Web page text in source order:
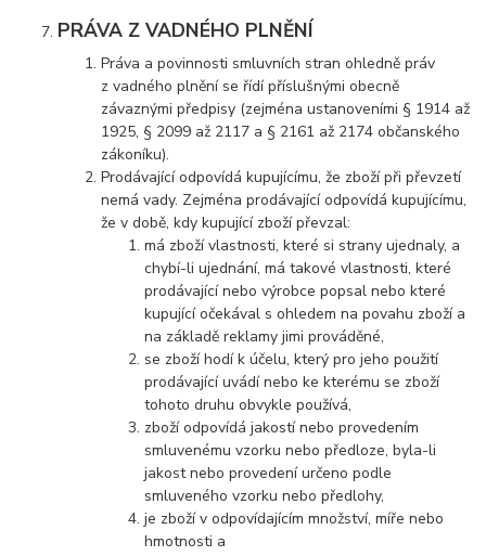
PRÁVA Z VADNÉHO PLNĚNÍ
Práva a povinnosti smluvních stran ohledně práv
z vadného plnění se řídí příslušnými obecně
závaznými předpisy (zejména ustanoveními § 1914 až
1925, § 2099 až 2117 a § 2161 až 2174 občanského
zákoníku).
Prodávající odpovídá kupujícímu, že zboží při převzetí
nemá vady. Zejména prodávající odpovídá kupujícímu,
že v době, kdy kupující zboží převzal:
má zboží vlastnosti, které si strany ujednaly, a
chybí-li ujednání, má takové vlastnosti, které
prodávající nebo výrobce popsal nebo které
kupující očekával s ohledem na povahu zboží a
na základě reklamy jimi prováděné,
se zboží hodí k účelu, který pro jeho použití
prodávající uvádí nebo ke kterému se zboží
tohoto druhu obvykle používá,
zboží odpovídá jakostí nebo provedením
smluvenému vzorku nebo předloze, byla-li
jakost nebo provedení určeno podle
smluveného vzorku nebo předlohy,
je zboží v odpovídajícím množství, míře nebo
hmotnosti a